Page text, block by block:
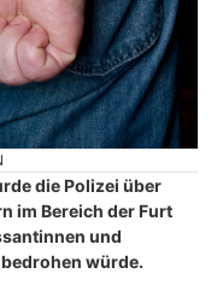
die Polizei über
im Bereich der Furt
und
würde.